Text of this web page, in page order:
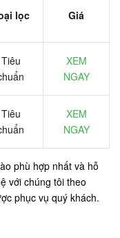
lọc Giá
Tiêu
XEM
NGAY
Tiêu
XEM
NGAY
phù hợp nhất và hỗ
với chúng tôi theo
phục vụ quý khách.